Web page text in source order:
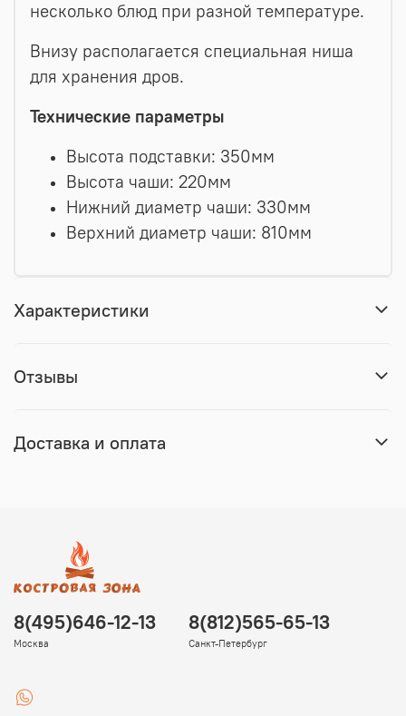
несколько блюд при разной температуре.
Внизу располагается специальная ниша
для хранения дров.
Технические параметры
Высота подставки: 350мм
Высота чаши: 220мм
Нижний диаметр чаши: 330мм
Верхний диаметр чаши: 810мм
Характеристики
Отзывы
Доставка и оплата
8(495)646-12-13
Москва
8(812)565-65-13
Санкт-Петербург